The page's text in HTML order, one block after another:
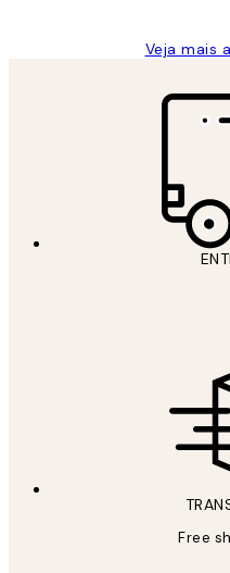
Veja mais
Free